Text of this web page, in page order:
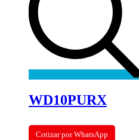
WD10PURX
Cotizar por WhatsApp